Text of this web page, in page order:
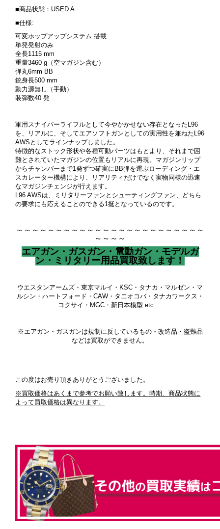
■商品状態：USED A
■仕様:
可変ホップアップシステム 搭載
単発発射のみ
全長1115 mm
重量3460 g（空マガジン含む）
弾丸6mm BB
銃身長500 mm
動力源無し（手動）
装弾数40 発
軍用スナイパーライフルとして今やかかせない存在となったL96
を、リアルに、そしてエアソフトガンとしての実用性を兼ねたL96
AWSとしてラインナップしました。
特徴的なストック形状や各種可動パーツはもとより、それまで困
難とされていたマガジンの位置もリアルに再現。マガジンリップ
からチャンバーまで1発ずつ確実にBB弾を運ぶローディング・エ
スカレーター機構により、リアリティだけでなく実物同様の迅速
なマガジンチェンジが行えます。
L96 AWSは、ミリタリーファンとシューティングファン、どちら
の要求にも応えることのできる1挺となっているのです。
～～～～～～～～～～～～～～～～～～～～～～～～
～～～～
エアガン・ガスガン・電動ガン・モデルガ
ン・ミリタリー用品買取致します！
ウエスタンアームズ・東京マルイ・KSC・タナカ・マルゼン・マ
ルシン・ハートフォード・CAW・タニオコバ・タナカワークス・
コクサイ・MGC・新日本模型 etc …
※エアガン・ガスガンは規制に反しているもの・改造品・盗難品
などは買取ができません。
この度はお売り頂きありがとうございました。
※買取価格はあくまで参考でお願い致します。時期、商品状態に
よって買取価格は異なります。